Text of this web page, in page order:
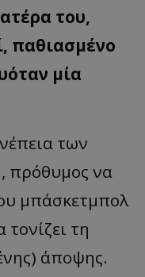
του,
παθιασμένο
μία
των
πρόθυμος να
μπάσκετμπολ
τη
άποψης.